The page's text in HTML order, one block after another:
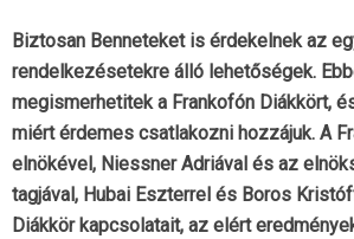
Biztosan Benneteket is érdekelnek az
rendelkezésetekre álló lehetőségek.
megismerhetitek a Frankofón Diákkört,
miért érdemes csatlakozni hozzájuk. A
elnökével, Niessner Adriával és az
tagjával, Hubai Eszterrel és Boros
Diákkör kapcsolatait, az elért